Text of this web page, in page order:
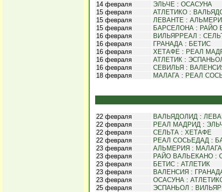
14 февраля ЭЛЬЧЕ : ОСАСУНА
15 февраля
АТЛЕТИКО :
15 февраля
ЛЕВАНТЕ :
15 февраля
БАРСЕЛОНА : РАЙО
16 февраля
ВИЛЬЯРРЕАЛ :
16 февраля
ГРАНАДА : БЕТИС
16 февраля
ХЕТАФЕ : РЕАЛ
16 февраля
АТЛЕТИК :
16 февраля
СЕВИЛЬЯ :
18 февраля
МАЛАГА : РЕАЛ
22 февраля ВАЛЬЯДОЛИД :
22 февраля
РЕАЛ МАДРИД :
22 февраля
СЕЛЬТА : ХЕТАФЕ
22 февраля
РЕАЛ СОСЬЕДАД :
23 февраля
АЛЬМЕРИЯ : МАЛАГА
23 февраля
РАЙО ВАЛЬЕКАНО :
23 февраля
БЕТИС : АТЛЕТИК
23 февраля
ВАЛЕНСИЯ :
23 февраля
ОСАСУНА :
25 февраля
ЭСПАНЬОЛ :